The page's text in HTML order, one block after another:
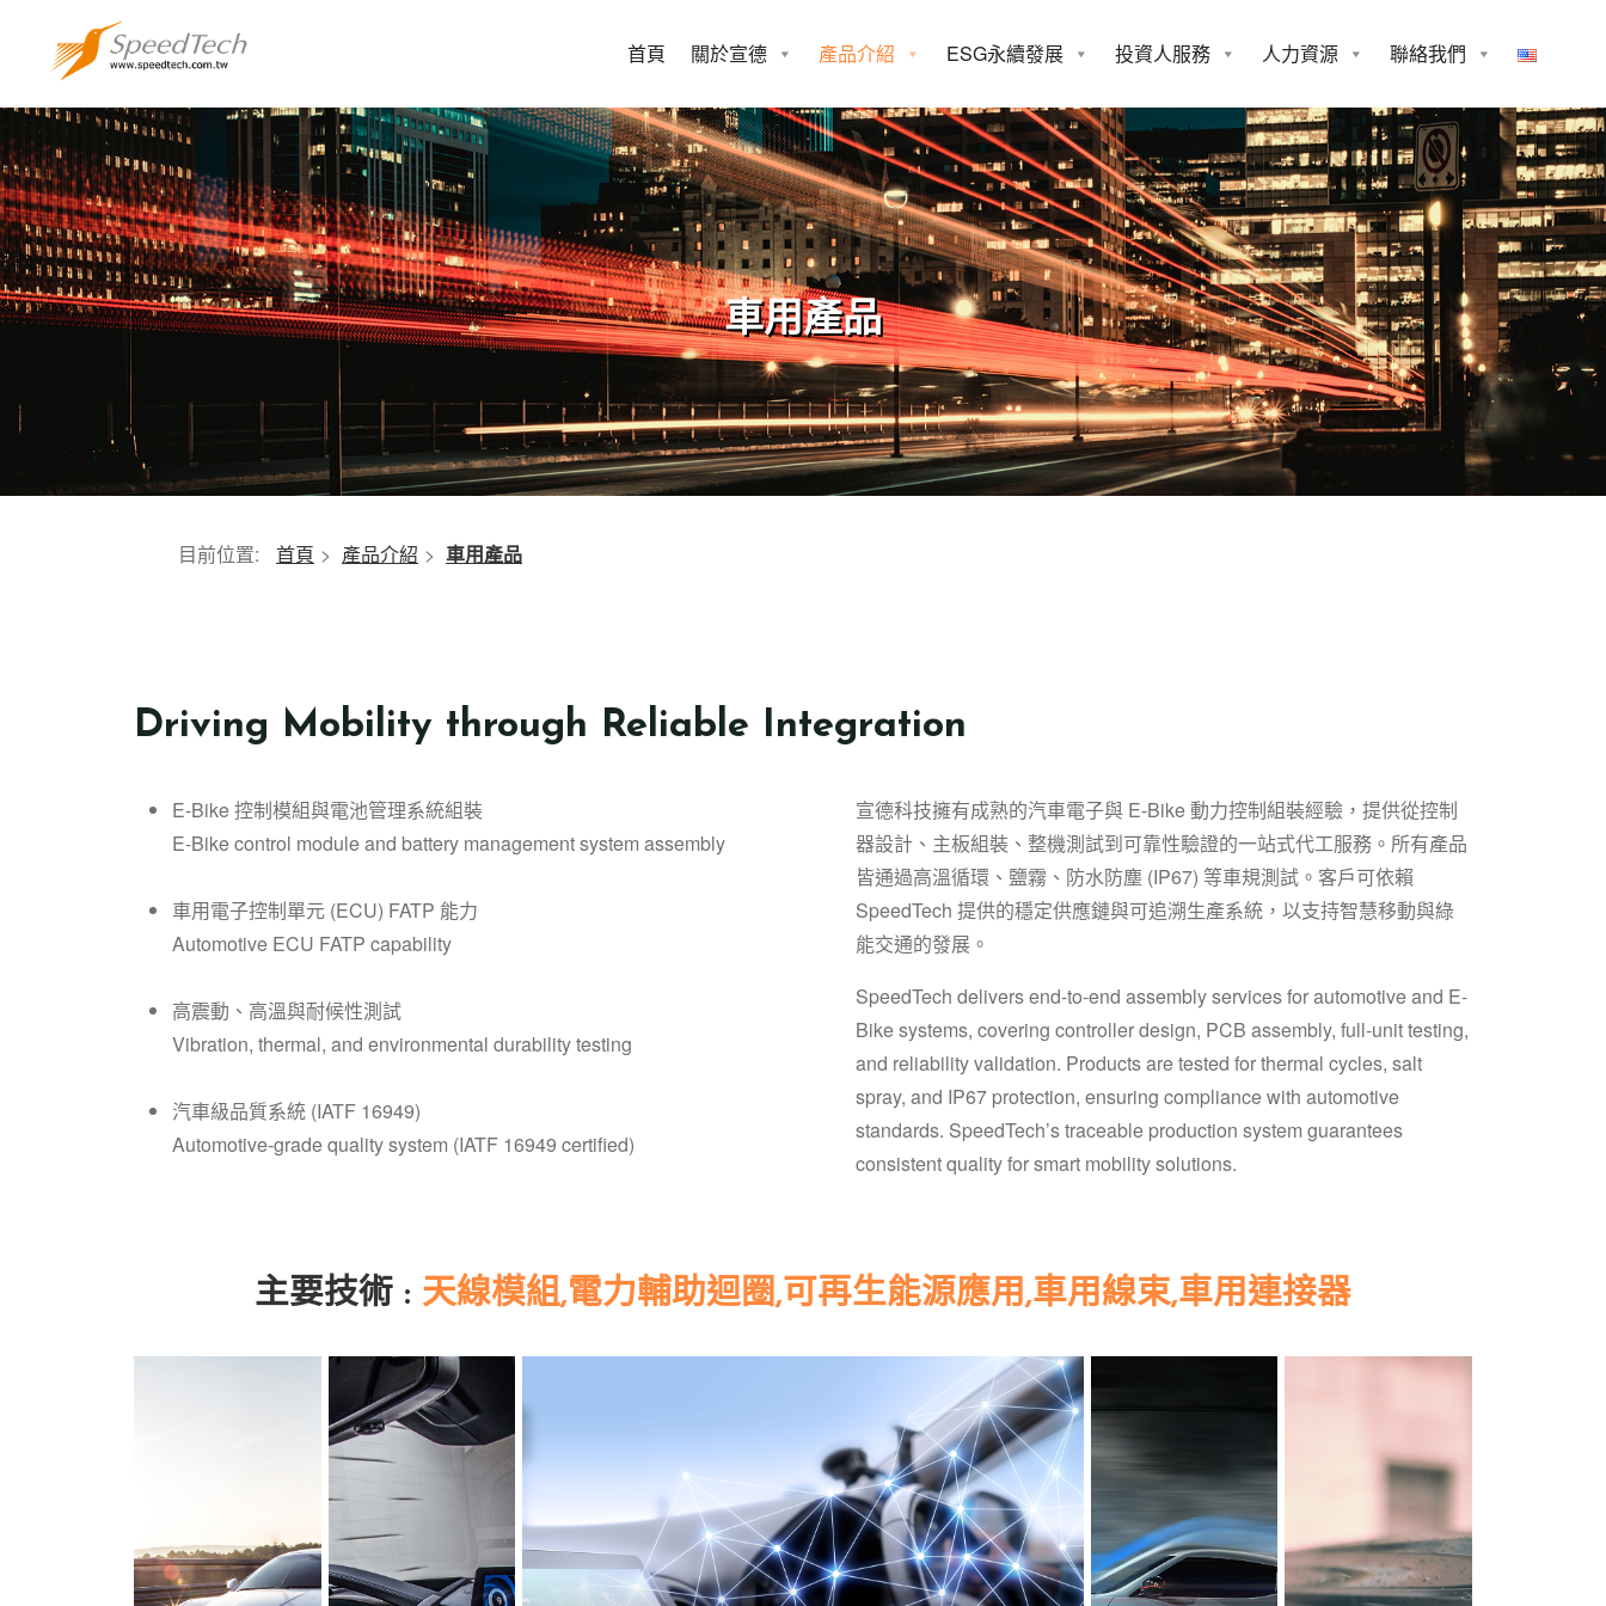
首頁 關於宣德 產品介紹 ESG永續發展 投資人服務 人力資源 聯絡我們
車用產品
車用產品
目前位置: 首頁 > 產品介紹 > 車用產品
Driving Mobility through Reliable Integration
E-Bike 控制模組與電池管理系統組裝
E-Bike control module and battery management system assembly
車用電子控制單元 (ECU) FATP 能力
Automotive ECU FATP capability
高震動、高溫與耐候性測試
Vibration, thermal, and environmental durability testing
汽車級品質系統 (IATF 16949)
Automotive-grade quality system (IATF 16949 certified)
宣德科技擁有成熟的汽車電子與 E-Bike 動力控制組裝經驗，提供從控制
器設計、主板組裝、整機測試到可靠性驗證的一站式代工服務。所有產品
皆通過高溫循環、鹽霧、防水防塵 (IP67) 等車規測試。客戶可依賴
SpeedTech 提供的穩定供應鏈與可追溯生產系統，以支持智慧移動與綠
能交通的發展。
SpeedTech delivers end-to-end assembly services for automotive and E-
Bike systems, covering controller design, PCB assembly, full-unit testing,
and reliability validation. Products are tested for thermal cycles, salt
spray, and IP67 protection, ensuring compliance with automotive
standards. SpeedTech’s traceable production system guarantees
consistent quality for smart mobility solutions.
主要技術 : 天線模組,電力輔助迴圈,可再生能源應用,車用線束,車用連接器